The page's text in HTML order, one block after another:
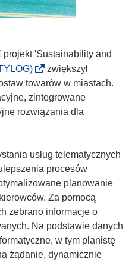
'Sustainability and
(
o
d
n
n
i
k
o
t
w
o
r
zwiększył
towarów w miastach.
zintegrowane
rozwiązania dla
usług telematycznych
procesów
planowanie
Za pomocą
zebrano informacje o
Na podstawie danych
w tym planistę
żądanie, dynamicznie